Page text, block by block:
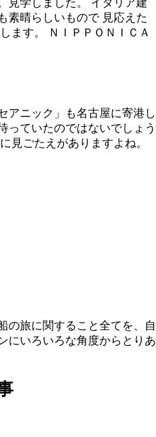
素晴らしいもので 見応えた
ます。 ＮＩＰＰＯＮＩＣＡ
アニック」も名古屋に寄港し
っていたのではないでしょう
見ごたえがありますよね。
の旅に関すること全てを、自
にいろいろな角度からとりあ